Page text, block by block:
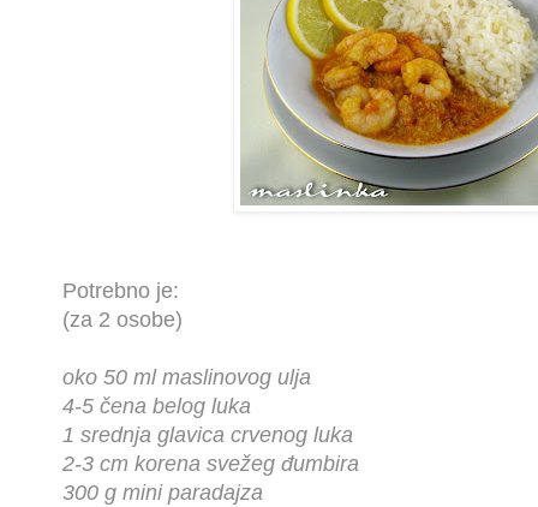
Potrebno je:
(za 2 osobe)
oko 50 ml maslinovog ulja
4-5 čena belog luka
1 srednja glavica crvenog luka
2-3 cm korena svežeg đumbira
300 g mini paradajza